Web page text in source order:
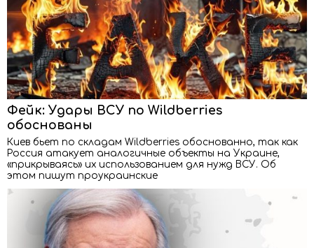
Фейк: Удары ВСУ по Wildberries
обоснованы
Киев бьет по складам Wildberries обоснованно, так как
Россия атакует аналогичные объекты на Украине,
«прикрываясь» их использованием для нужд ВСУ. Об
этом пишут проукраинские